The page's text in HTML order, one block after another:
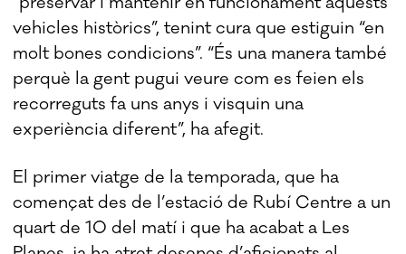
vehicles històrics”, tenint cura que estiguin “en
molt bones condicions”. “És una manera també
perquè la gent pugui veure com es feien els
recorreguts fa uns anys i visquin una
experiència diferent”, ha afegit.
El primer viatge de la temporada, que ha
començat des de l’estació de Rubí Centre a un
quart de 10 del matí i que ha acabat a Les